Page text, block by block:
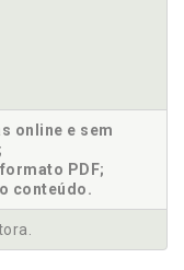
online e sem
PDF;
conteúdo.